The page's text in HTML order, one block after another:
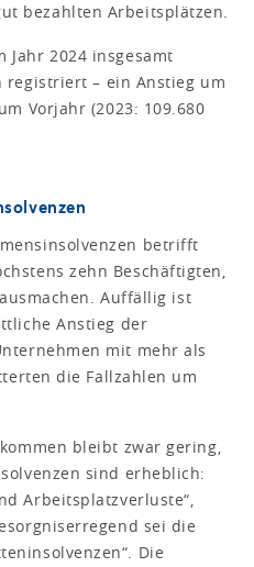
bezahlten Arbeitsplätzen.
Jahr 2024 insgesamt
registriert – ein Anstieg um
Vorjahr (2023: 109.680
betrifft
zehn Beschäftigten,
Auffällig ist
Anstieg der
mit mehr als
die Fallzahlen um
bleibt zwar gering,
sind erheblich:
Arbeitsplatzverluste“,
sei die
Die